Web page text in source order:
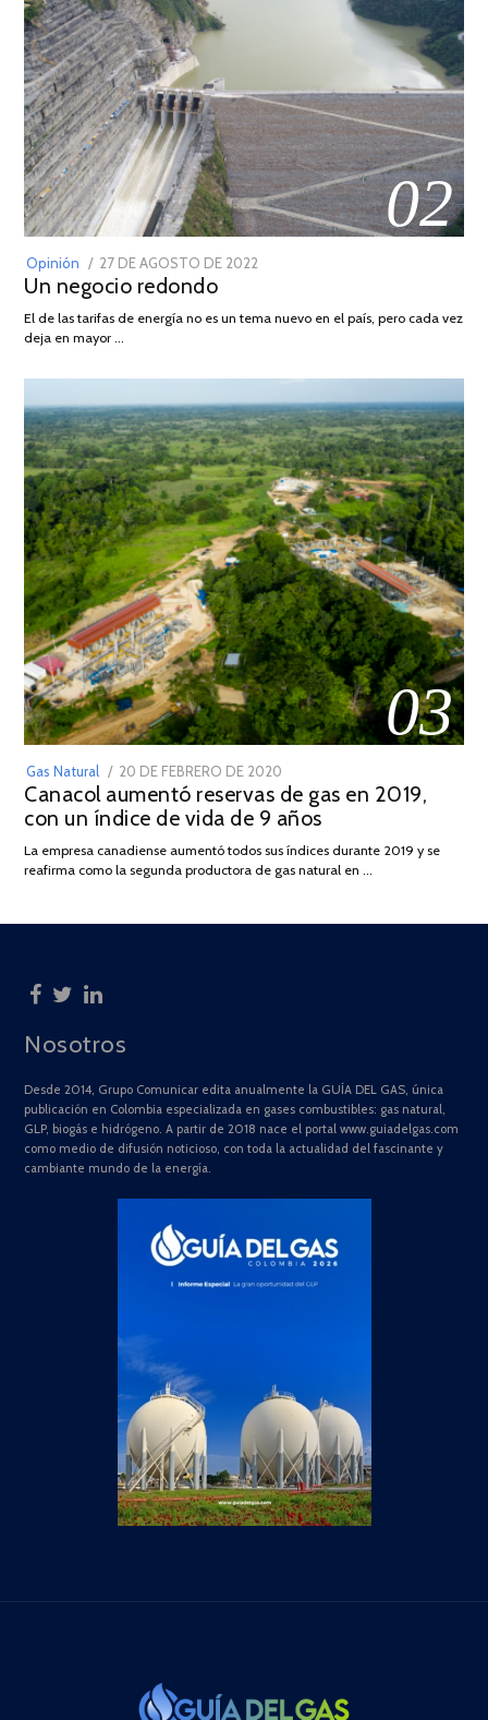
02
Opinión
POSTED
ON
27 DE AGOSTO DE 2022
DE
Un negocio redondo
El de las tarifas de energía no es un tema nuevo en el país, pero cada vez
deja en mayor …
03
Gas Natural
POSTED
ON
20 DE FEBRERO DE 2020
DE
JULIO
2025
Canacol aumentó reservas de gas en 2019,
con un índice de vida de 9 años
La empresa canadiense aumentó todos sus índices durante 2019 y se
reafirma como la segunda productora de gas natural en …
Nosotros
Desde 2014, Grupo Comunicar edita anualmente la GUÍA DEL GAS, única
publicación en Colombia especializada en gases combustibles: gas natural,
GLP, biogás e hidrógeno. A partir de 2018 nace el portal www.guiadelgas.com
como medio de difusión noticioso, con toda la actualidad del fascinante y
cambiante mundo de la energía.